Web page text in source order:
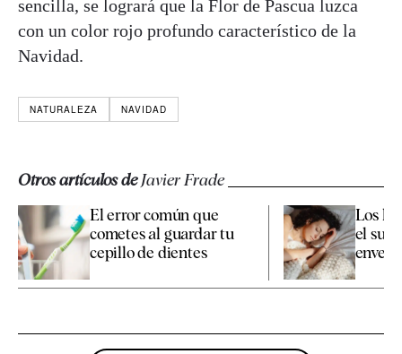
sencilla, se logrará que la Flor de Pascua luzca
con un color rojo profundo característico de la
Navidad.
NATURALEZA NAVIDAD
Otros artículos deJavier Frade
El error común que
cometes al guardar tu
cepillo de dientes
Los
el